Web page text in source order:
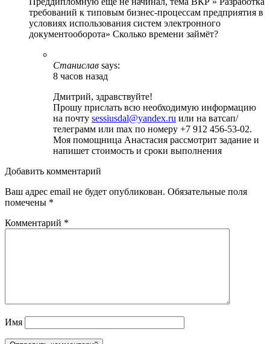
требований к типовым бизнес-процессам предприятия в
условиях использования систем электронного
документооборота» Сколько времени займёт?
Станислав says:
8 часов назад
Дмитрий, здравствуйте!
Прошу прислать всю необходимую информацию
на почту sessiusdal@yandex.ru или на ватсап/
телеграмм или max по номеру +7 912 456-53-02.
Моя помощница Анастасия рассмотрит задание и
напишет стоимость и сроки выполнения
Добавить комментарий
Ваш адрес email не будет опубликован. Обязательные поля
помечены *
Комментарий *
Имя